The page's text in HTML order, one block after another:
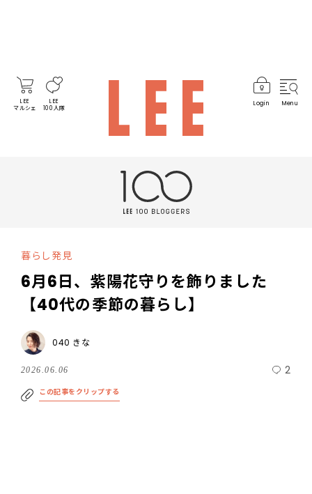
LEE
マルシェ
LEE
100人隊
Login Menu
暮らし発見
6月6日、紫陽花守りを飾りました
【40代の季節の暮らし】
040 きな
2026.06.06 2
この記事をクリップする